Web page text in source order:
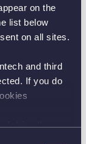
on the
list below
on all sites.
and third
If you do
the
la polyvalence